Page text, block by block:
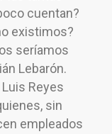
cuentan?
existimos?
seríamos
Lebarón.
Reyes
sin
empleados